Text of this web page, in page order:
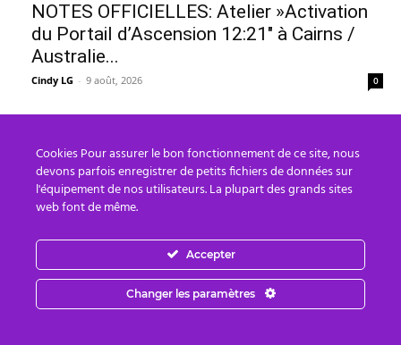
NOTES OFFICIELLES: Atelier »Activation
du Portail d’Ascension 12:21″ à Cairns /
Australie...
Cindy LG - 9 août, 2026 0
Sessions énergétiques gratuites du 27 au
Cookies Pour assurer le bon fonctionnement de ce site, nous
devons parfois enregistrer de petits fichiers de données sur
l'équipement de nos utilisateurs. La plupart des grands sites
web font de même.
Accepter
Changer les paramètres